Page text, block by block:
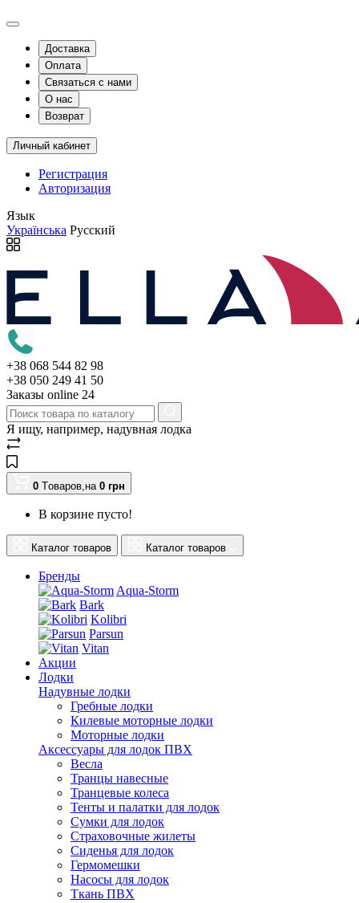
Доставка
Оплата
Связаться с нами
О нас
Возврат
Личный кабинет
Регистрация
Авторизация
Язык
Українська Русский
+38 068 544 82 98
+38 050 249 41 50
Заказы оnline 24
Я ищу, например, надувная лодка
0 Tоваров,на 0 грн
В корзине пусто!
Каталог товаров Каталог товаров
Бренды
Aqua-Storm
Bark
Kolibri
Parsun
Vitan
Акции
Лодки
Надувные лодки
Гребные лодки
Килевые моторные лодки
Моторные лодки
Аксессуары для лодок ПВХ
Весла
Транцы навесные
Транцевые колеса
Тенты и палатки для лодок
Сумки для лодок
Страховочные жилеты
Сиденья для лодок
Гермомешки
Насосы для лодок
Ткань ПВХ